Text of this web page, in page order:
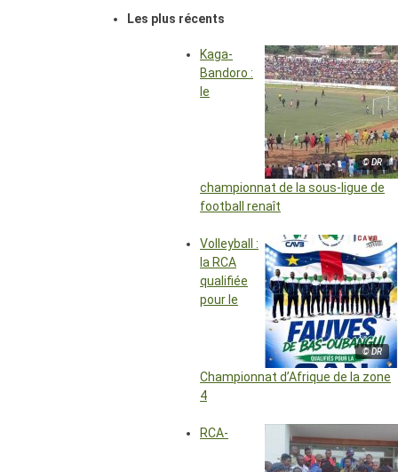
Les plus récents
© DR
Kaga-
Bandoro :
le
championnat de la sous-ligue de
football renaît
© DR
Volleyball :
la RCA
qualifiée
pour le
Championnat d’Afrique de la zone
4
RCA-